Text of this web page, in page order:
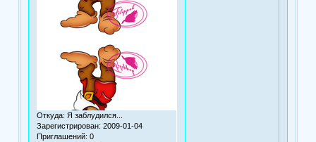
Откуда: Я заблудился...
Зарегистрирован: 2009-01-04
Приглашений: 0